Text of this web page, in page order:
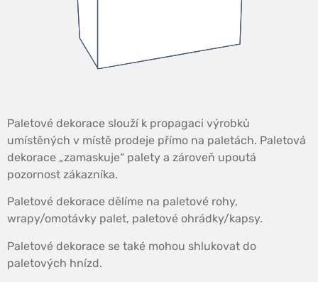
Paletové dekorace slouží k propagaci výrobků
umístěných v místě prodeje přímo na paletách. Paletová
dekorace „zamaskuje“ palety a zároveň upoutá
pozornost zákazníka.
Paletové dekorace dělíme na paletové rohy,
wrapy/omotávky palet, paletové ohrádky/kapsy.
Paletové dekorace se také mohou shlukovat do
paletových hnízd.